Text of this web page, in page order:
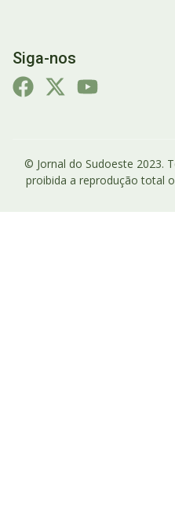
Siga-nos
© Jornal do Sudoeste 2023.
proibida a reprodução total